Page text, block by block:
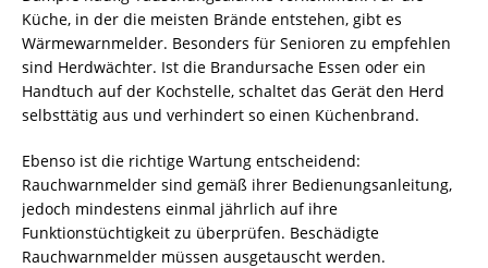
Küche, in der die meisten Brände entstehen, gibt es
Wärmewarnmelder. Besonders für Senioren zu empfehlen
sind Herdwächter. Ist die Brandursache Essen oder ein
Handtuch auf der Kochstelle, schaltet das Gerät den Herd
selbsttätig aus und verhindert so einen Küchenbrand.
Ebenso ist die richtige Wartung entscheidend:
Rauchwarnmelder sind gemäß ihrer Bedienungsanleitung,
jedoch mindestens einmal jährlich auf ihre
Funktionstüchtigkeit zu überprüfen. Beschädigte
Rauchwarnmelder müssen ausgetauscht werden.